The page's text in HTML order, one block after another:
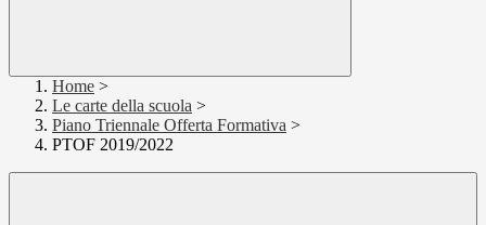
Home >
Le carte della scuola >
Piano Triennale Offerta Formativa >
PTOF 2019/2022